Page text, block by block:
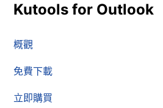
Kutools for Outlook
概觀
免費下載
立即購買